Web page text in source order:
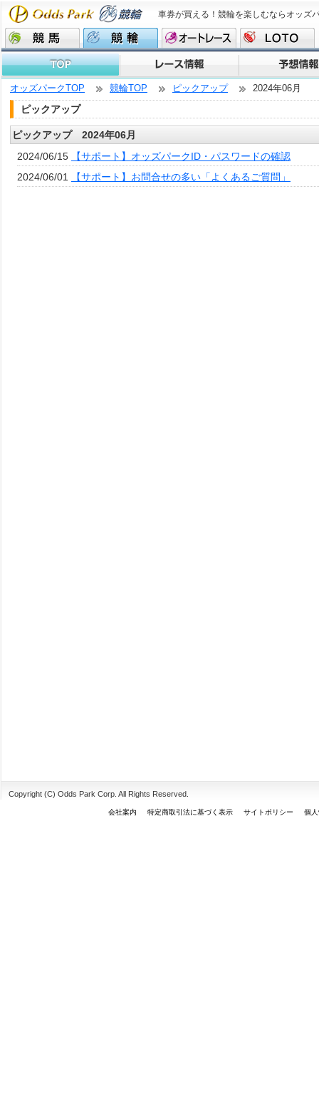
車券が買える！競輪を楽しむならオッズ
オッズパークTOP 競輪TOP ピックアップ 2024年06月
ピックアップ
ピックアップ 2024年06月
2024/06/15
【サポート】オッズパークID・パスワードの確認
2024/06/01
【サポート】お問合せの多い「よくあるご質問」
Copyright (C) Odds Park Corp. All Rights Reserved.
会社案内 特定商取引法に基づく表示 サイトポリシー 個